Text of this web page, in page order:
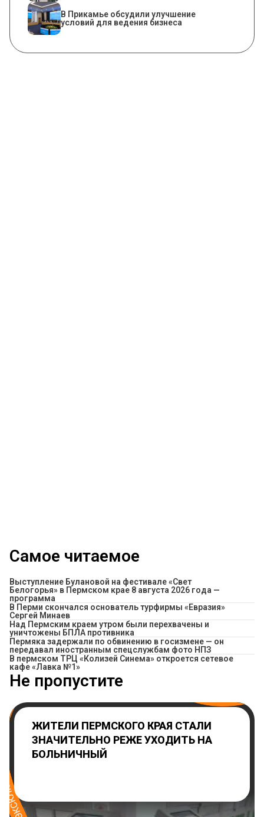
В Прикамье обсудили улучшение
условий для ведения бизнеса
Самое читаемое
Выступление Булановой на фестивале «Свет
Белогорья» в Пермском крае 8 августа 2026 года —
программа
В Перми скончался основатель турфирмы «Евразия»
Сергей Минаев
Над Пермским краем утром были перехвачены и
уничтожены БПЛА противника
Пермяка задержали по обвинению в госизмене — он
передавал иностранным спецслужбам фото НПЗ
​В пермском ТРЦ «Колизей Синема» откроется сетевое
кафе «Лавка №1»
Не пропустите
ЖИТЕЛИ ПЕРМСКОГО КРАЯ СТАЛИ
ЗНАЧИТЕЛЬНО РЕЖЕ УХОДИТЬ НА
БОЛЬНИЧНЫЙ